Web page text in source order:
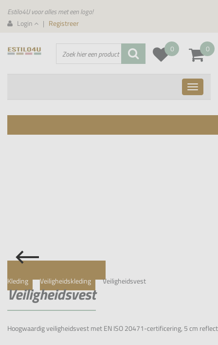
Estilo4U voor alles met een logo!
Login
| Registreer
0 0
Kleding Veiligheidskleding Veiligheidsvest
Veiligheidsvest
Hoogwaardig veiligheidsvest met EN ISO 20471-certificering, 5 cm